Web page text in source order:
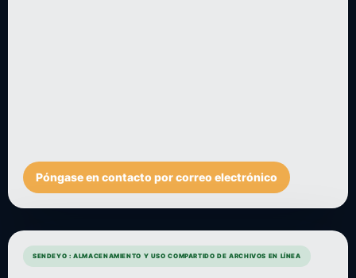
Póngase en contacto por correo electrónico
SENDEYO : ALMACENAMIENTO Y USO COMPARTIDO DE ARCHIVOS EN LÍNEA